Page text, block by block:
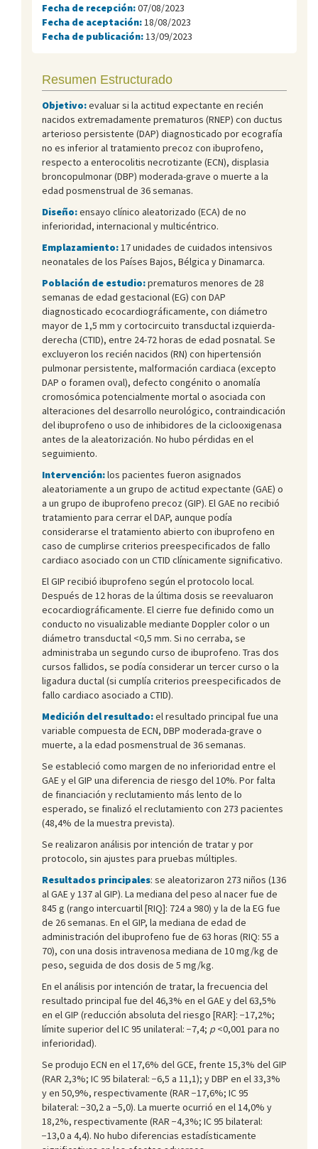
Fecha de recepción:07/08/2023
Fecha de aceptación: 18/08/2023
Fecha de publicación: 13/09/2023
Resumen Estructurado
Objetivo:evaluar si la actitud expectante en recién
nacidos extremadamente prematuros (RNEP) con ductus
arterioso persistente (DAP) diagnosticado por ecografía
no es inferior al tratamiento precoz con ibuprofeno,
respecto a enterocolitis necrotizante (ECN), displasia
broncopulmonar (DBP) moderada-grave o muerte a la
edad posmenstrual de 36 semanas.
Diseño:ensayo clínico aleatorizado (ECA) de no
inferioridad, internacional y multicéntrico.
Emplazamiento: 17 unidades de cuidados intensivos
neonatales de los Países Bajos, Bélgica y Dinamarca.
Población de estudio:prematuros menores de 28
semanas de edad gestacional (EG) con DAP
diagnosticado ecocardiográficamente, con diámetro
mayor de 1,5 mm y cortocircuito transductal izquierda-
derecha (CTID), entre 24-72 horas de edad posnatal. Se
excluyeron los recién nacidos (RN) con hipertensión
pulmonar persistente, malformación cardiaca (excepto
DAP o foramen oval), defecto congénito o anomalía
cromosómica potencialmente mortal o asociada con
alteraciones del desarrollo neurológico, contraindicación
del ibuprofeno o uso de inhibidores de la ciclooxigenasa
antes de la aleatorización. No hubo pérdidas en el
seguimiento.
Intervención:los pacientes fueron asignados
aleatoriamente a un grupo de actitud expectante (GAE) o
a un grupo de ibuprofeno precoz (GIP). El GAE no recibió
tratamiento para cerrar el DAP, aunque podía
considerarse el tratamiento abierto con ibuprofeno en
caso de cumplirse criterios preespecificados de fallo
cardiaco asociado con un CTID clínicamente significativo.
El GIP recibió ibuprofeno según el protocolo local.
Después de 12 horas de la última dosis se reevaluaron
ecocardiográficamente. El cierre fue definido como un
conducto no visualizable mediante Doppler color o un
diámetro transductal <0,5 mm. Si no cerraba, se
administraba un segundo curso de ibuprofeno. Tras dos
cursos fallidos, se podía considerar un tercer curso o la
ligadura ductal (si cumplía criterios preespecificados de
fallo cardiaco asociado a CTID).
Medición del resultado:el resultado principal fue una
variable compuesta de ECN, DBP moderada-grave o
muerte, a la edad posmenstrual de 36 semanas.
Se estableció como margen de no inferioridad entre el
GAE y el GIP una diferencia de riesgo del 10%. Por falta
de financiación y reclutamiento más lento de lo
esperado, se finalizó el reclutamiento con 273 pacientes
(48,4% de la muestra prevista).
Se realizaron análisis por intención de tratar y por
protocolo, sin ajustes para pruebas múltiples.
Resultados principales: se aleatorizaron 273 niños (136
al GAE y 137 al GIP). La mediana del peso al nacer fue de
845 g (rango intercuartil [RIQ]: 724 a 980) y la de la EG fue
de 26 semanas. En el GIP, la mediana de edad de
administración del ibuprofeno fue de 63 horas (RIQ: 55 a
70), con una dosis intravenosa mediana de 10 mg/kg de
peso, seguida de dos dosis de 5 mg/kg.
En el análisis por intención de tratar, la frecuencia del
resultado principal fue del 46,3% en el GAE y del 63,5%
en el GIP (reducción absoluta del riesgo [RAR]: −17,2%;
límite superior del IC 95 unilateral: −7,4; p <0,001 para no
inferioridad).
Se produjo ECN en el 17,6% del GCE, frente 15,3% del GIP
(RAR 2,3%; IC 95 bilateral: −6,5 a 11,1); y DBP en el 33,3%
y en 50,9%, respectivamente (RAR −17,6%; IC 95
bilateral: −30,2 a −5,0). La muerte ocurrió en el 14,0% y
18,2%, respectivamente (RAR −4,3%; IC 95 bilateral:
−13,0 a 4,4). No hubo diferencias estadísticamente